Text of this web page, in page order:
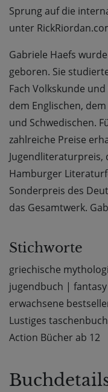
Sprung auf die
unter
Gabriele Haefs
geboren. Sie
Fach Volkskunde
dem Englischen,
und Schwedischen.
zahlreiche Preise
Jugendliteraturpreis,
Hamburger
Sonderpreis des
das Gesamtwerk.
Stichworte
griechische
jugendbuch |
erwachsene
Lustiges
Action Bücher ab 12